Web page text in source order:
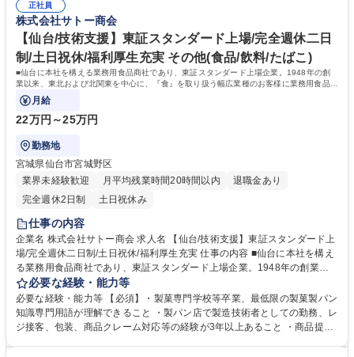
を振り分けながら対応をお願いしていきます。 【担当エリア】東北圏内の
顧客が中心となります。 募集職種 【盛岡/法人営業】東証スタンダード上
場/完全週休二日制/土日祝休/福利厚生充実
ご安心ください。 【働きやすさ】月残業は20時間程度でワークライフバ
ランス◎フラットな職場環境で常にアットホームな雰囲気に包まれてお
り、部署間でのコミュニケーション体制も整備されています。社員の平均
勤続年数はなんと14年！中途入社の方々が多数活躍しており、当社の業績
に貢献しています。 学歴・資格 学歴：大学院 大学 語学力： 資格：第一種
運転免許普通自動車
正社員
株式会社サトー商会
【仙台/技術支援】東証スタンダード上場/完全週休二日
制/土日祝休/福利厚生充実 その他(食品/飲料/たばこ)
■仙台に本社を構える業務用食品商社であり、東証スタンダード上場企業。1948年の創
業以来、東北および北関東を中心に、『食』を取り扱う幅広業種のお客様に業務用食品お
よび資材をお届けしています。
月給
22万円～25万円
勤務地
宮城県仙台市宮城野区
業界未経験歓迎
月平均残業時間20時間以内
退職金あり
完全週休2日制
土日祝休み
仕事の内容
企業名 株式会社サトー商会 求人名 【仙台/技術支援】東証スタンダード上
場/完全週休二日制/土日祝休/福利厚生充実 仕事の内容 ■仙台に本社を構え
る業務用食品商社であり、東証スタンダード上場企業。1948年の創業以
来、東北および北関東を中心に、『食』を取り扱う幅広業種のお客様に業
務用食品および資材をお届けしています。 ■試作品を用いた商品提案と技
術支援を担当いただきます【具体的に】・製パン技術を活かした試作品作
り営業員と連携して、商品提案を支援 ・情報を組み合わせた提案資料作成
必要な経験・能力等
必要な経験・能力等 【必須】・製菓専門学校等卒業、最低限の製菓製パン
知識専門用語が理解できること ・製パン店で製造技術者としての勤務、レ
ジ接客、包装、商品クレーム対応等の経験が3年以上あること ・商品提案